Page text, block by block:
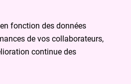
fonction des données
de vos collaborateurs,
continue des